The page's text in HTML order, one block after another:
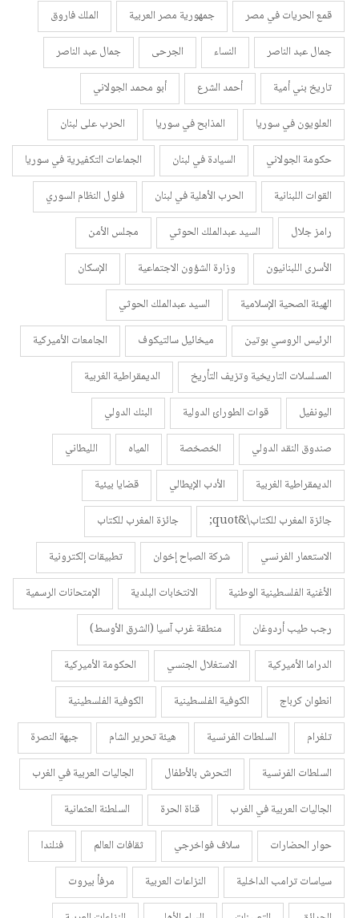
قمع الحريات في مصر جمهورية مصر العربية
الملك فاروق
جمال عبد الناصر
النساء الجرحى
جمال عبد الناصر
تاريخ بني أمية
أحمد الشرع
أبو محمد الجولاني
العلويون في سوريا
المذابح في سوريا
الحرب على لبنان
حكومة الجولاني
السيادة في لبنان
الجماعات التكفيرية في سوريا
القوات اللبنانية
الحرب الأهلية في لبنان
فلول النظام السوري
رامز جلال
السيد عبدالملك الحوثي
مجلس الأمن
الأسرى اللبنانيون
وزارة الشؤون الاجتماعية
الإسكان
الهيئة الصحية الإسلامية
السيد عبدالملك الحوثي
الرئيس الروسي بوتين
ميخائيل سالتيكوف
الجامعات الأميركية
المسلسلات التاريخية وتزيف التأريخ
الديمقراطية الغربية
اليونفيل
قوات الطورائ الدولية
البنك الدولي
صندوق النقد الدولي
الخصخصة المياه
الليطاني
الديمقراطية الغربية
الأدب الإيطالي
قضايا بيئية
جائزة المغرب للكتاب\&quot;
جائزة المغرب للكتاب
الاستعمار الفرنسي
شركة الصباح إخوان
تطبيقات إلكترونية
الأغنية الفلسطينية الوطنية
الانتخابات البلدية
الإمتحانات الرسمية
رجب طيب أردوغان
منطقة غرب آسيا (الشرق الأوسط)
الدراما الأميركية
الاستغلال الجنسي
الحكومة الأميركية
انطوان كرباج
الكوفية الفلسطينية
الكوفية الفلسطينية
تلغرام
السلطات الفرنسية هيئة تحرير الشام
جبهة النصرة
السلطات الفرنسية
التحرش بالأطفال
الجاليات العربية في الغرب
الجاليات العربية في الغرب
قناة الحرة
السلطنة العثمانية
حوار الحضارات
سلاف فواخرجي ثقافات العالم
فنلندا
سياسات ترامب الداخلية
النزاعات العربية
مرفأ بيروت